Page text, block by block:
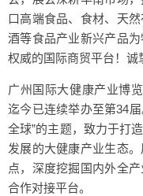
口高端食品、食材、天
酒等食品产业新兴产品
权威的国际商贸平台！诚
广州国际大健康产业博
迄今已连续举办至第34
全球”的主题，致力于打
发展的大健康产业生态
点，深度挖掘国内外全
合作对接平台。